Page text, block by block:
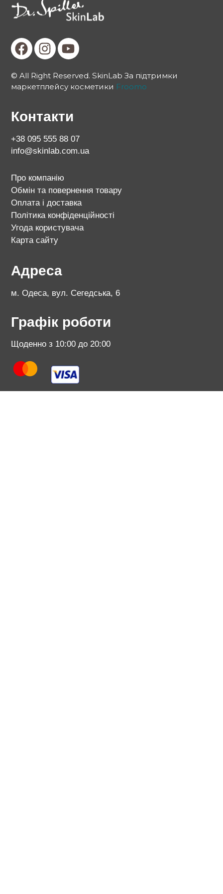
© All Right Reserved. SkinLab За підтримки
маркетплейсу косметики Froomo
Контакти
+38 095 555 88 07
info@skinlab.com.ua
Про компанію
Обмін та повернення товару
Оплата і доставка
Політика конфіденційності
Угода користувача
Карта сайту
Адреса
м. Одеса, вул. Сегедська, 6
Графік роботи
Щоденно з 10:00 до 20:00